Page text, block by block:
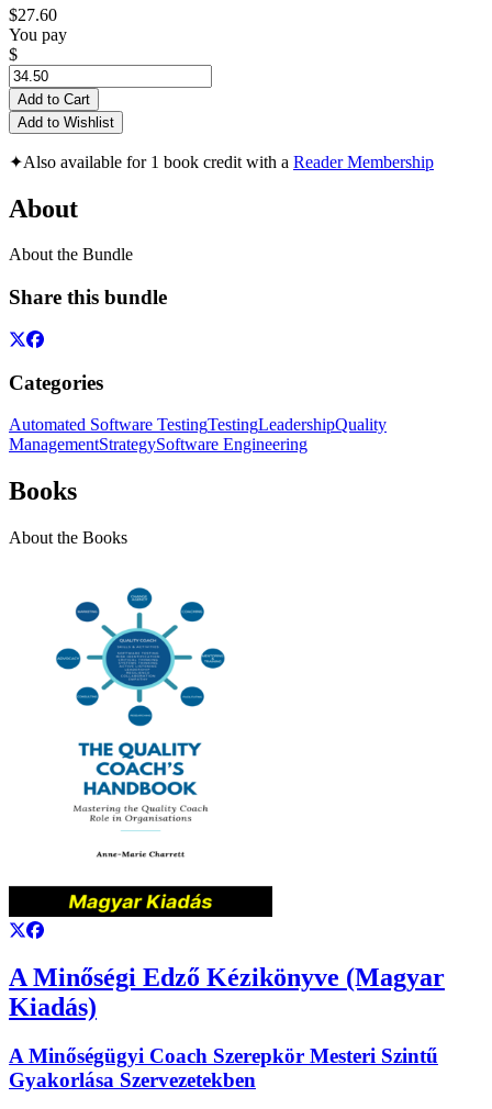
$27.60
You pay
$
Add to Cart
Add to Wishlist
✦Also available for 1 book credit with a Reader Membership
About
About the Bundle
Share this bundle
Categories
Automated Software TestingTestingLeadershipQuality
ManagementStrategySoftware Engineering
Books
About the Books
A Minőségi Edző Kézikönyve (Magyar
Kiadás)
A Minőségügyi Coach Szerepkör Mesteri Szintű
Gyakorlása Szervezetekben